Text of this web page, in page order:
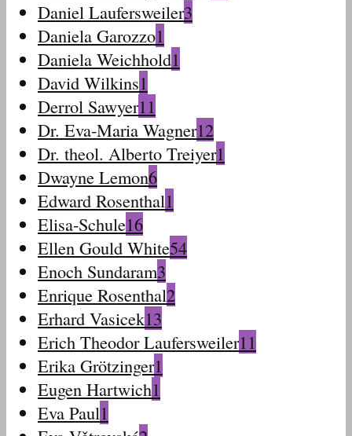
Daniel Laufersweiler3
Daniela Garozzo1
Daniela Weichhold1
David Wilkins1
Derrol Sawyer11
Dr. Eva-Maria Wagner12
Dr. theol. Alberto Treiyer1
Dwayne Lemon6
Edward Rosenthal1
Elisa-Schule16
Ellen Gould White54
Enoch Sundaram3
Enrique Rosenthal2
Erhard Vasicek13
Erich Theodor Laufersweiler11
Erika Grötzinger1
Eugen Hartwich1
Eva Paul1